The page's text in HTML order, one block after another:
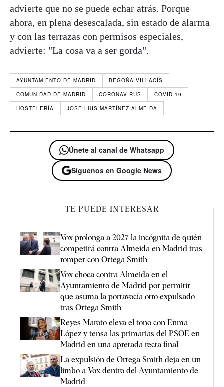
advierte que no se puede echar atrás. Porque
ahora, en plena desescalada, sin estado de alarma
y con las terrazas con permisos especiales,
advierte: "La cosa va a ser gorda".
AYUNTAMIENTO DE MADRID
BEGOÑA VILLACÍS
COMUNIDAD DE MADRID
CORONAVIRUS
COVID-19
HOSTELERÍA
JOSE LUIS MARTÍNEZ-ALMEIDA
Únete al canal de Whatsapp
Síguenos en Google News
TE PUEDE INTERESAR
Vox prolonga a 2027 la incógnita de quién
competirá contra Almeida en Madrid tras
romper con Ortega Smith
Vox choca contra Almeida en el
Ayuntamiento de Madrid por permitir
que asuma la portavocía otro expulsado
tras Ortega Smith
Reyes Maroto eleva el tono con Enma
López y tensa las primarias del PSOE en
Madrid en una apretada recta final
La expulsión de Ortega Smith deja en un
limbo a Vox dentro del Ayuntamiento de
Madrid